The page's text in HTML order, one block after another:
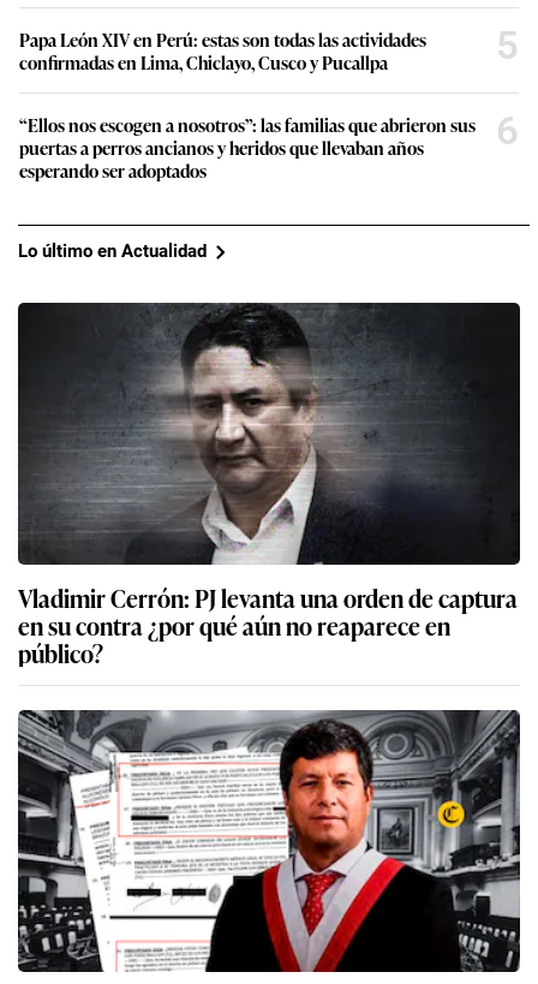
Papa León XIV en Perú: estas son todas las actividades
confirmadas en Lima, Chiclayo, Cusco y Pucallpa
5
“Ellos nos escogen a nosotros”: las familias que abrieron sus
puertas a perros ancianos y heridos que llevaban años
esperando ser adoptados
6
Lo último en Actualidad
Vladimir Cerrón: PJ levanta una orden de captura
en su contra ¿por qué aún no reaparece en
público?